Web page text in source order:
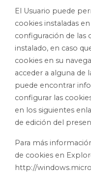
El Usuario puede
cookies instaladas
configuración de las
instalado, en caso
cookies en su
acceder a alguna de
puede encontrar
configurar las
en los siguientes
de edición del
Para más
de cookies en
http://